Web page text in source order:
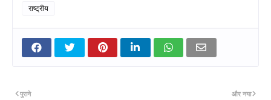
राष्ट्रीय
और नया
पुराने